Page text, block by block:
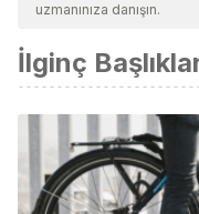
uzmanınıza danışın.
İlginç